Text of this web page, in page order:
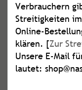
Verbrauchern
Streitigkeiten
Online-
klären. [Zur
Unsere E-Mail
lautet: